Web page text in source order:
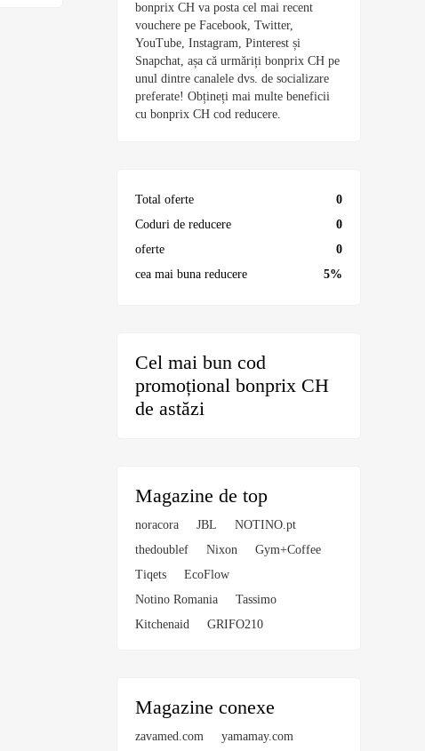
bonprix CH va posta cel mai recent
vouchere pe Facebook, Twitter,
YouTube, Instagram, Pinterest și
Snapchat, așa că urmăriți bonprix CH pe
unul dintre canalele dvs. de socializare
preferate! Obțineți mai multe beneficii
cu bonprix CH cod reducere.
Total oferte
0
Coduri de reducere
0
oferte
0
cea mai buna reducere
5%
Cel mai bun cod
promoțional bonprix CH
de astăzi
Magazine de top
noracora JBL
NOTINO.pt
thedoublef
Nixon
Gym+Coffee
Tiqets
EcoFlow
Notino Romania
Tassimo
Kitchenaid
GRIFO210
Magazine conexe
zavamed.com
yamamay.com